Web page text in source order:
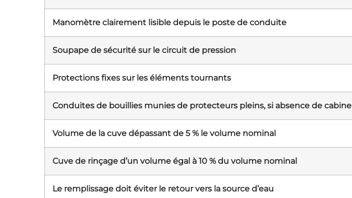
Manomètre clairement lisible depuis le poste de conduite
Soupape de sécurité sur le circuit de pression
Protections fixes sur les éléments tournants
Conduites de bouillies munies de protecteurs pleins, si absence de cabine
Volume de la cuve dépassant de 5 % le volume nominal
Cuve de rinçage d’un volume égal à 10 % du volume nominal
Le remplissage doit éviter le retour vers la source d’eau